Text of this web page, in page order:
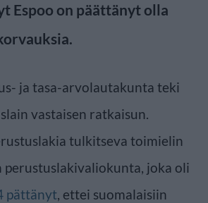
Espoo on päättänyt olla
ja tasa-arvolautakunta teki
vastaisen ratkaisun.
tulkitseva toimielin
perustuslakivaliokunta, joka oli
pättänyt, ettei suomalaisiin